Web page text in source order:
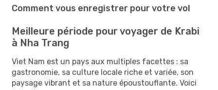
Comment vous enregistrer pour votre vol
Meilleure période pour voyager de Krabi
à Nha Trang
Viet Nam est un pays aux multiples facettes : sa
gastronomie, sa culture locale riche et variée, son
paysage vibrant et sa nature époustouflante. Voici